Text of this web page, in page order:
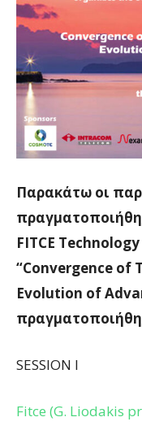
Παρακάτω οι
FITCE
“Convergence of
Evolution of
SESSION I
Fitce (G. Liodakis